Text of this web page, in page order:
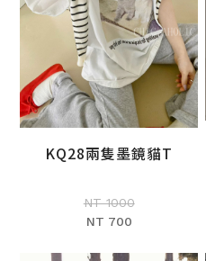
KQ28兩隻墨鏡貓T
NT 1000
NT 700